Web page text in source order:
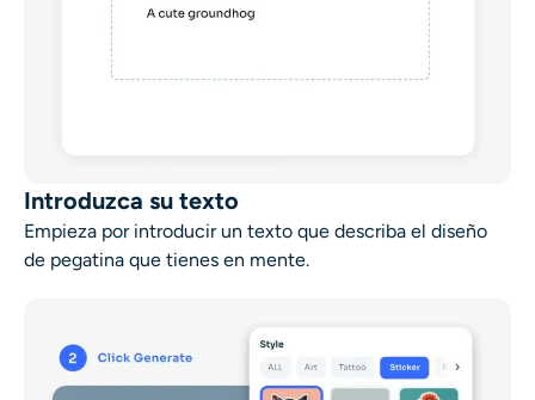
Introduzca su texto
Empieza por introducir un texto que describa el diseño
de pegatina que tienes en mente.